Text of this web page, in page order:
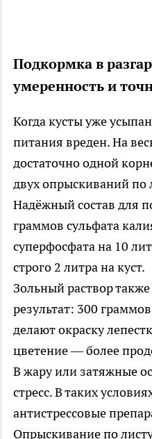
Подкормка в
умеренность и
Когда кусты уже
питания вреден. На
достаточно одной
двух опрыскиваний по
Надёжный состав для
граммов сульфата
суперфосфата на 10
строго 2 литра на куст.
Зольный раствор
результат: 300
делают окраску
цветение — более
В жару или затяжные
стресс. В таких
антистрессовые
Опрыскивание по